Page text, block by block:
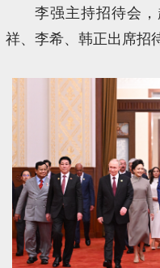
李强主持招待会
祥、李希、韩正出席招